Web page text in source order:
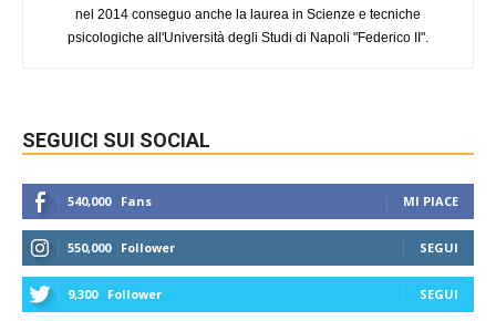
nel 2014 conseguo anche la laurea in Scienze e tecniche
psicologiche all'Università degli Studi di Napoli "Federico II".
SEGUICI SUI SOCIAL
540,000 Fans MI PIACE
550,000 Follower SEGUI
9,300 Follower SEGUI